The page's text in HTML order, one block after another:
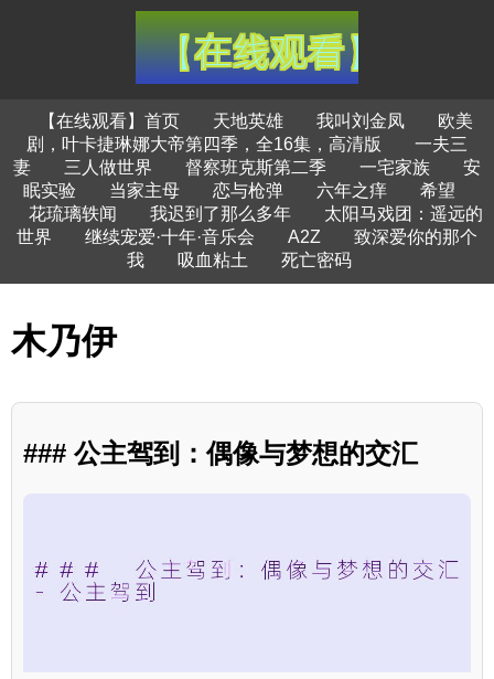
【在线观看】首页 天地英雄 我叫刘金凤
欧美
剧，叶卡捷琳娜大帝第四季，全16集，高清版
一夫三
妻
三人做世界 督察班克斯第二季 一宅家族
安
眠实验
当家主母 恋与枪弹 六年之痒
希望
花琉璃轶闻
我迟到了那么多年
太阳马戏团：遥远的
世界
继续宠爱·十年·音乐会 A2Z
致深爱你的那个
我
吸血粘土 死亡密码
木乃伊
### 公主驾到：偶像与梦想的交汇